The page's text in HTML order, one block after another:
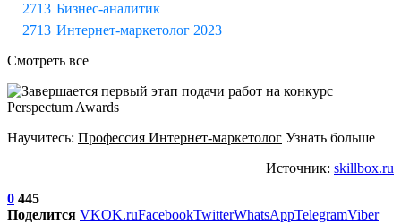
Бизнес-аналитик
Интернет-маркетолог 2023
Смотреть все
Научитесь: Профессия Интернет-маркетолог Узнать больше
Источник: skillbox.ru
0 445
Поделится VKOK.ruFacebookTwitterWhatsAppTelegramViber